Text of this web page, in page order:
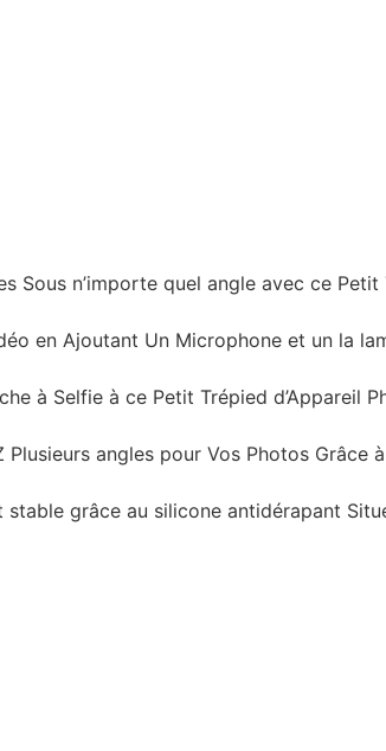
n’importe quel angle avec ce
en Ajoutant Un Microphone et un la
à Selfie à ce Petit Trépied d’Appareil
Plusieurs angles pour Vos Photos
grâce au silicone antidérapant